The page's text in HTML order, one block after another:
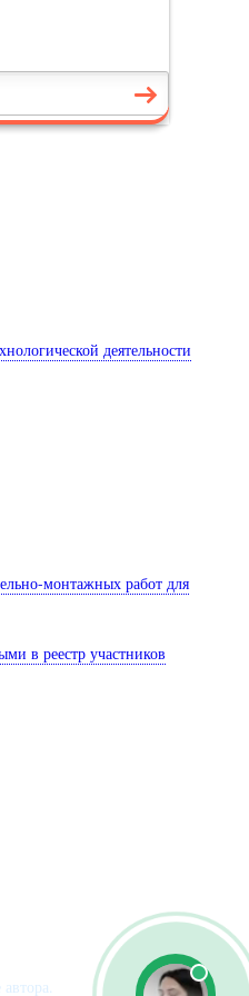
деятельности
монтажных работ для
в реестр участников